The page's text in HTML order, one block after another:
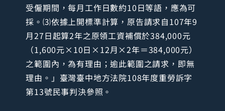
受僱期間，每月工作日數約10日等語，應為可
採。⑶依據上開標準計算，原告請求自107年9
月27日起算2年之原領工資補償於384,000元
（1,600元×10日×12月×2年＝384,000元）
之範圍內，為有理由；逾此範圍之請求，即無
理由。」臺灣臺中地方法院108年度重勞訴字
第13號民事判決參照。